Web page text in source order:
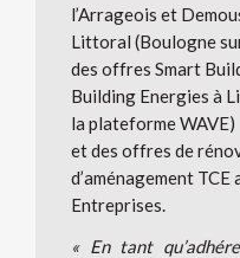
l’Arrageois et
Littoral (Boulogne
des offres Smart
Building Energies à
la plateforme WAVE)
et des offres de
d’aménagement TCE
Entreprises.
« En tant